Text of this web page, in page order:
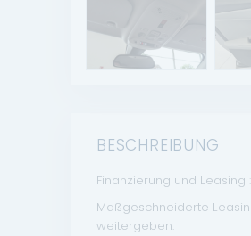
BESCHREIBUNG
Finanzierung und Leasing :
Maßgeschneiderte
weitergeben.